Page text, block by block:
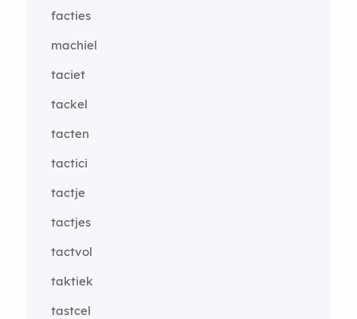
facties
machiel
taciet
tackel
tacten
tactici
tactje
tactjes
tactvol
taktiek
tastcel